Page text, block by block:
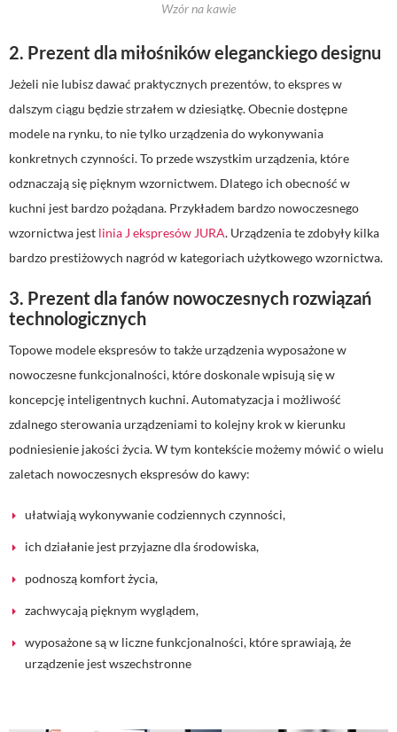
Wzór na kawie
2. Prezent dla miłośników eleganckiego designu
Jeżeli nie lubisz dawać praktycznych prezentów, to ekspres w
dalszym ciągu będzie strzałem w dziesiątkę. Obecnie dostępne
modele na rynku, to nie tylko urządzenia do wykonywania
konkretnych czynności. To przede wszystkim urządzenia, które
odznaczają się pięknym wzornictwem. Dlatego ich obecność w
kuchni jest bardzo pożądana. Przykładem bardzo nowoczesnego
wzornictwa jest linia J ekspresów JURA. Urządzenia te zdobyły kilka
bardzo prestiżowych nagród w kategoriach użytkowego wzornictwa.
3. Prezent dla fanów nowoczesnych rozwiązań
technologicznych
Topowe modele ekspresów to także urządzenia wyposażone w
nowoczesne funkcjonalności, które doskonale wpisują się w
koncepcję inteligentnych kuchni. Automatyzacja i możliwość
zdalnego sterowania urządzeniami to kolejny krok w kierunku
podniesienie jakości życia. W tym kontekście możemy mówić o wielu
zaletach nowoczesnych ekspresów do kawy:
ułatwiają wykonywanie codziennych czynności,
ich działanie jest przyjazne dla środowiska,
podnoszą komfort życia,
zachwycają pięknym wyglądem,
wyposażone są w liczne funkcjonalności, które sprawiają, że
urządzenie jest wszechstronne